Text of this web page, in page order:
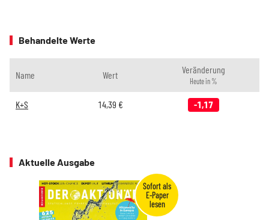
Behandelte Werte
Name Wert Veränderung
Heute in %
K+S 14,39 € -1,17
Aktuelle Ausgabe